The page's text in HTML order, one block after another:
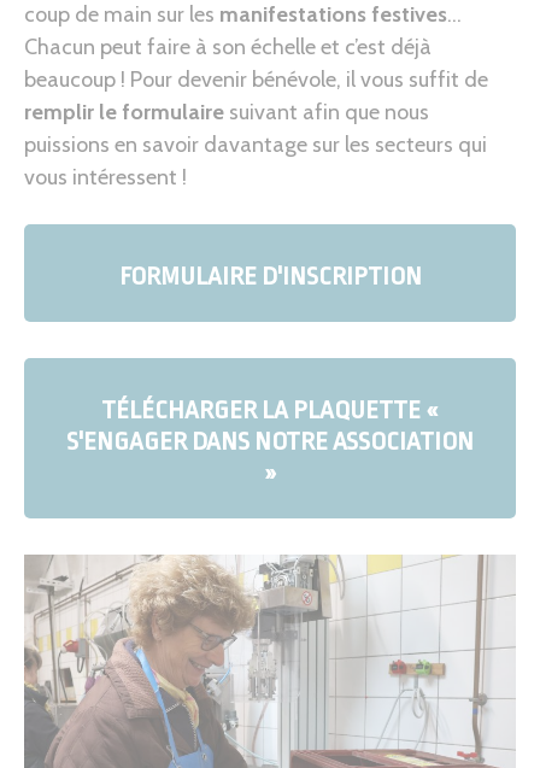
coup de main sur les manifestations festives…
Chacun peut faire à son échelle et c’est déjà
beaucoup ! Pour devenir bénévole, il vous suffit de
remplir le formulaire suivant afin que nous
puissions en savoir davantage sur les secteurs qui
vous intéressent !
FORMULAIRE D'INSCRIPTION
TÉLÉCHARGER LA PLAQUETTE «
S'ENGAGER DANS NOTRE ASSOCIATION
»